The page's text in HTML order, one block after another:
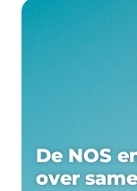
De NOS
over